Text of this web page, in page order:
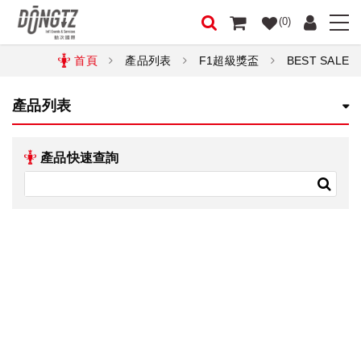
(0)
首頁 產品列表 F1超級獎盃 BEST SALE
產品列表
產品快速查詢